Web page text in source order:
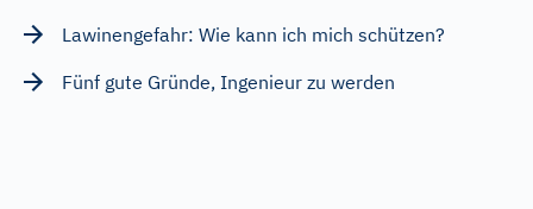
Lawinengefahr: Wie kann ich mich schützen?
Fünf gute Gründe, Ingenieur zu werden